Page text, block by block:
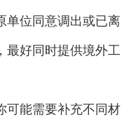
单位同意调出或已离
最好同时提供境外工
能需要补充不同材